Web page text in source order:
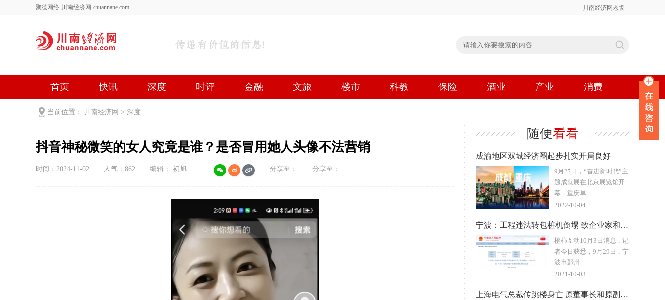
聚德网络-川南经济网-chuannane.com 川南经济网老版
首页 快讯 深度 时评 金融 文旅 楼市 科教 保险 酒业 产业 消费
健康 文艺
当前位置： 川南经济网 > 深度
抖音神秘微笑的女人究竟是谁？是否冒用她人头像不法营销
时间：2024-11-02 人气： 862 编辑： 初旭 分享至： 分享至：
随便看看
成渝地区双城经济圈起步扎实开局良好
9月27日，“奋进新时代”主
题成就展在北京展览馆开
幕，重庆单...
2022-10-04
宁波：工程违法转包桩机倒塌 致企业家和海归女儿被砸身亡
橙柿互动10月3日消息，记
者今日获悉，9月29日，宁
波市鄞州...
2021-10-03
上海电气总裁传跳楼身亡 原董事长和原副总裁均接受调查